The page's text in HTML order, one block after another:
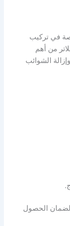
في تركيب
من أهم
الشوائب
لضمان الحصول